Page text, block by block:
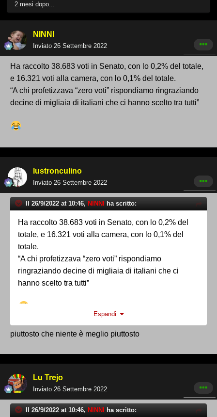
2 mesi dopo...
NINNI
Inviato 26 Settembre 2022
Ha raccolto 38.683 voti in Senato, con lo 0,2% del totale,
e 16.321 voti alla camera, con lo 0,1% del totale.
“A chi profetizzava “zero voti” rispondiamo ringraziando
decine di migliaia di italiani che ci hanno scelto tra tutti”
lustronculino
Inviato 26 Settembre 2022
Il 26/9/2022 at 10:46, NINNI ha scritto:
Ha raccolto 38.683 voti in Senato, con lo 0,2% del
totale, e 16.321 voti alla camera, con lo 0,1% del
totale.
“A chi profetizzava “zero voti” rispondiamo
ringraziando decine di migliaia di italiani che ci
hanno scelto tra tutti”
Espandi
piuttosto che niente è meglio piuttosto
Lu Trejo
Inviato 26 Settembre 2022
Il 26/9/2022 at 10:46, NINNI ha scritto: